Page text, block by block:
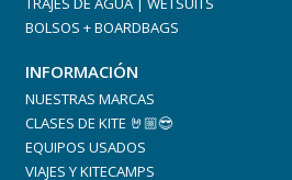
BOLSOS + BOARDBAGS
INFORMACIÓN
NUESTRAS MARCAS
CLASES DE KITE 🤘🏼😎
EQUIPOS USADOS
VIAJES Y KITECAMPS